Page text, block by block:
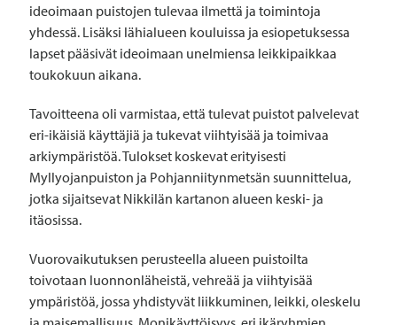
ideoimaan puistojen tulevaa ilmettä ja toimintoja
yhdessä. Lisäksi lähialueen kouluissa ja esiopetuksessa
lapset pääsivät ideoimaan unelmiensa leikkipaikkaa
toukokuun aikana.
Tavoitteena oli varmistaa, että tulevat puistot palvelevat
eri-ikäisiä käyttäjiä ja tukevat viihtyisää ja toimivaa
arkiympäristöä. Tulokset koskevat erityisesti
Myllyojanpuiston ja Pohjanniitynmetsän suunnittelua,
jotka sijaitsevat Nikkilän kartanon alueen keski- ja
itäosissa.
Vuorovaikutuksen perusteella alueen puistoilta
toivotaan luonnonläheistä, vehreää ja viihtyisää
ympäristöä, jossa yhdistyvät liikkuminen, leikki, oleskelu